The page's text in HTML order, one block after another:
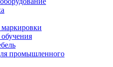
промышленного